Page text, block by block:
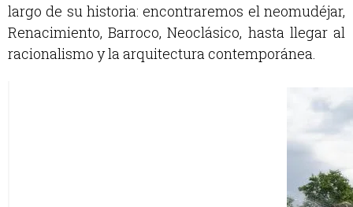
largo de su historia: encontraremos el neomudéjar,
Renacimiento, Barroco, Neoclásico, hasta llegar al
racionalismo y la arquitectura contemporánea.